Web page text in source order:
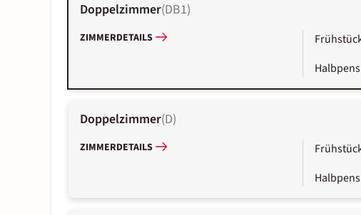
Doppelzimmer(DB1)
ZIMMERDETAILS
Doppelzimmer(D)
ZIMMERDETAILS